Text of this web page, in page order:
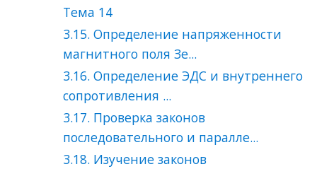
Тема 14
3.15. Определение напряженности
магнитного поля Зе...
3.16. Определение ЭДС и внутреннего
сопротивления ...
3.17. Проверка законов
последовательного и паралле...
3.18. Изучение законов